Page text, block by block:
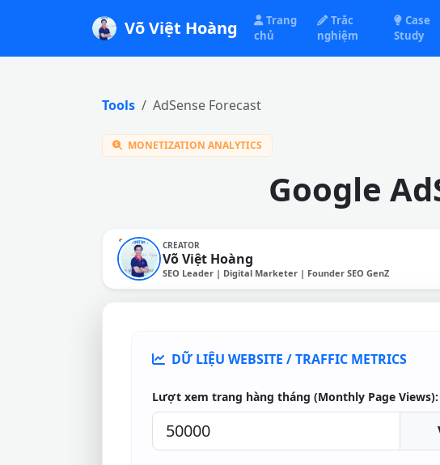
Võ Việt Hoàng
Trang
chủ
Trắc
nghiệm
Case
Study
Tools AdSense Forecast
MONETIZATION ANALYTICS
Google
CREATOR
Võ Việt Hoàng
SEO Leader | Digital Marketer | Founder SEO GenZ
DỮ LIỆU WEBSITE / TRAFFIC METRICS
Lượt xem trang hàng tháng (Monthly Page Views):